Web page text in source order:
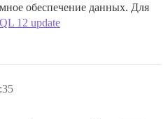
обеспечение данных. Для
12 update